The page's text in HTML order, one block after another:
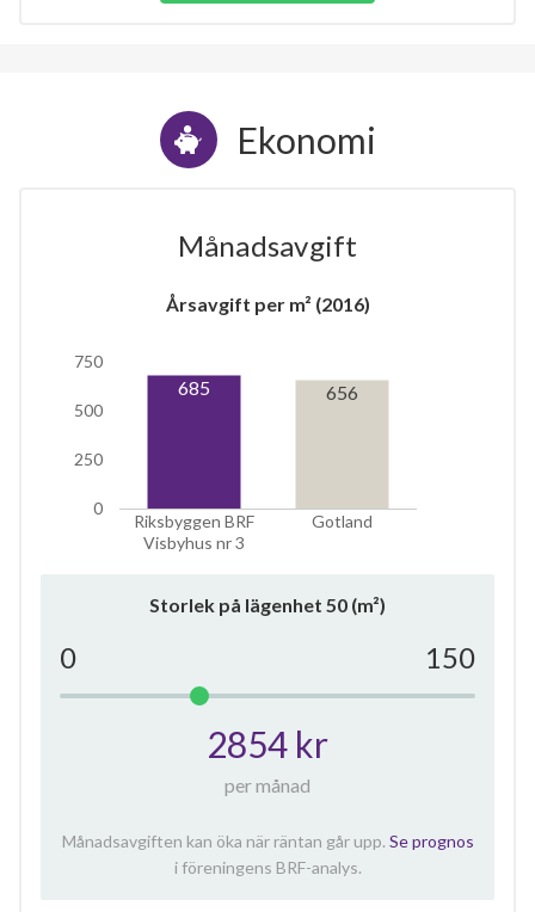
Ekonomi
Månadsavgift
Årsavgift per m² (2016)
Riksbyggen BRF
Visbyhus nr 3
Gotland
0
250
500
750
685 656
Storlek på lägenhet 50 (m²)
0 150
2854 kr
per månad
Månadsavgiften kan öka när räntan går upp. Se prognos
i föreningens BRF-analys.